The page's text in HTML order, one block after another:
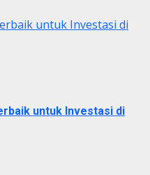
untuk Investasi di
untuk Investasi di